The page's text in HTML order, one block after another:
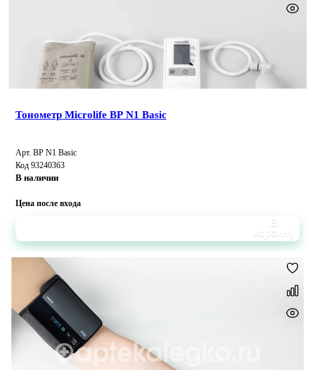
Тонометр Microlife BP N1 Basic
Арт. BP N1 Basic
Код 93240363
В наличии
Цена после входа
В
корзину